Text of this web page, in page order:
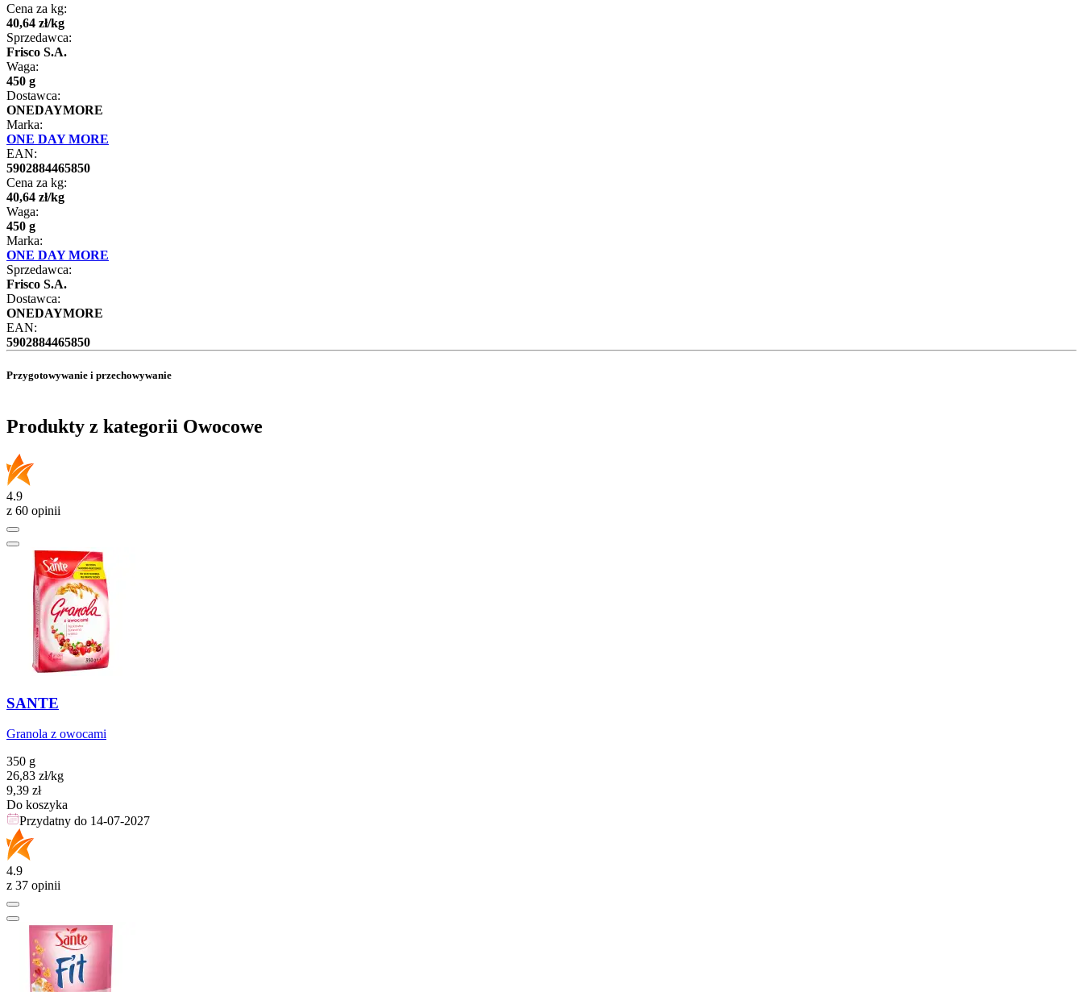
Cena za kg:
40,64 zł/kg
Sprzedawca:
Frisco S.A.
Waga:
450 g
Dostawca:
ONEDAYMORE
Marka:
ONE DAY MORE
EAN:
5902884465850
Cena za kg:
40,64 zł/kg
Waga:
450 g
Marka:
ONE DAY MORE
Sprzedawca:
Frisco S.A.
Dostawca:
ONEDAYMORE
EAN:
5902884465850
Przygotowywanie i przechowywanie
Produkty z kategorii Owocowe
4.9
z 60 opinii
SANTE
Granola z owocami
350 g
26,83 zł/kg
Cena
9,39 zł
Do koszyka
Przydatny do 14-07-2027
4.9
z 37 opinii